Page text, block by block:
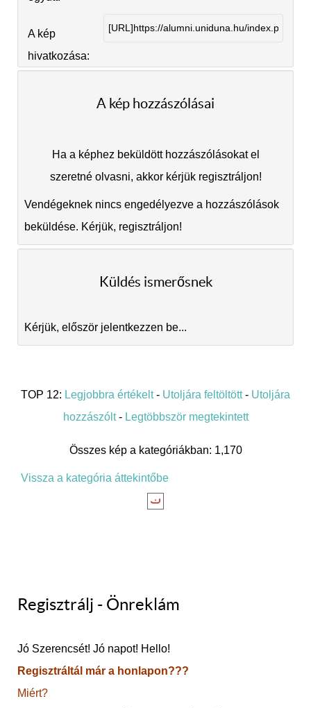
A kép
hivatkozása:
A kép hozzászólásai
Ha a képhez beküldött hozzászólásokat el
szeretné olvasni, akkor kérjük regisztráljon!
Vendégeknek nincs engedélyezve a hozzászólások
beküldése. Kérjük, regisztráljon!
Küldés ismerősnek
Kérjük, először jelentkezzen be...
TOP 12: Legjobbra értékelt- Utoljára feltöltött- Utoljára
hozzászólt- Legtöbbször megtekintett
Összes kép a kategóriákban: 1,170
Vissza a kategória áttekintőbe
Regisztrálj - Önreklám
Jó Szerencsét! Jó napot! Hello!
Regisztráltál már a honlapon???
Miért?